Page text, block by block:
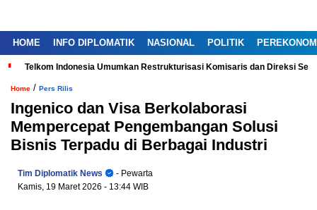
HOME INFO DIPLOMATIK NASIONAL POLITIK
Telkom Indonesia Umumkan Restrukturisasi Komisaris dan Direksi
Home / Pers Rilis
Ingenico dan Visa Berkolaborasi
Mempercepat Pengembangan Solusi
Bisnis Terpadu di Berbagai Industri
Tim Diplomatik News
- Pewarta
Kamis, 19 Maret 2026 - 13:44 WIB